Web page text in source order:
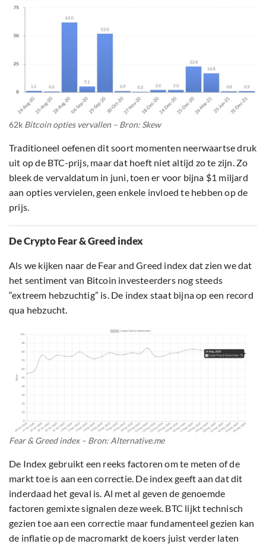
62k Bitcoin opties vervallen – Bron: Skew
Traditioneel oefenen dit soort momenten neerwaartse druk
uit op de BTC-prijs, maar dat hoeft niet altijd zo te zijn. Zo
bleek de vervaldatum in juni, toen er voor bijna $1 miljard
aan opties vervielen, geen enkele invloed te hebben op de
prijs.
De Crypto Fear & Greed index
Als we kijken naar de Fear and Greed index dat zien we dat
het sentiment van Bitcoin investeerders nog steeds
“extreem hebzuchtig” is. De index staat bijna op een record
qua hebzucht.
Fear & Greed index – Bron: Alternative.me
De Index gebruikt een reeks factoren om te meten of de
markt toe is aan een correctie. De index geeft aan dat dit
inderdaad het geval is. Al met al geven de genoemde
factoren gemixte signalen deze week. BTC lijkt technisch
gezien toe aan een correctie maar fundamenteel gezien kan
de inflatie op de macromarkt de koers juist verder laten